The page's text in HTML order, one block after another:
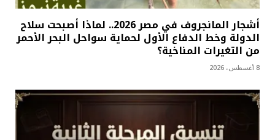
أشجار المانجروف في مصر 2026.. لماذا أصبحت سلاح
الدولة وخط الدفاع الأول لحماية سواحل البحر الأحمر
من التغيرات المناخية؟
8 أغسطس، 2026